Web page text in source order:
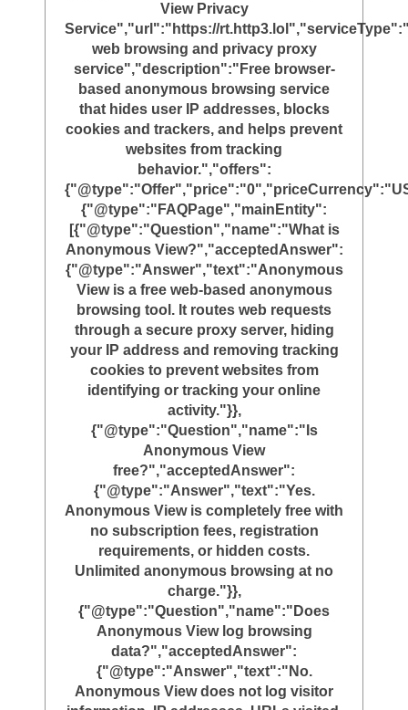
View Privacy
Service","url":"https://
web browsing and privacy proxy
service","description":"Free browser-
based anonymous browsing service
that hides user IP addresses, blocks
cookies and trackers, and helps prevent
websites from tracking
behavior.","offers":
{"@type":"FAQPage","mainEntity":
[{"@type":"Question","name":"What is
Anonymous View?","acceptedAnswer":
{"@type":"Answer","text":"Anonymous
View is a free web-based anonymous
browsing tool. It routes web requests
through a secure proxy server, hiding
your IP address and removing tracking
cookies to prevent websites from
identifying or tracking your online
activity."}},
{"@type":"Question","name":"Is
Anonymous View
free?","acceptedAnswer":
{"@type":"Answer","text":"Yes.
Anonymous View is completely free with
no subscription fees, registration
requirements, or hidden costs.
Unlimited anonymous browsing at no
charge."}},
{"@type":"Question","name":"Does
Anonymous View log browsing
data?","acceptedAnswer":
{"@type":"Answer","text":"No.
Anonymous View does not log visitor